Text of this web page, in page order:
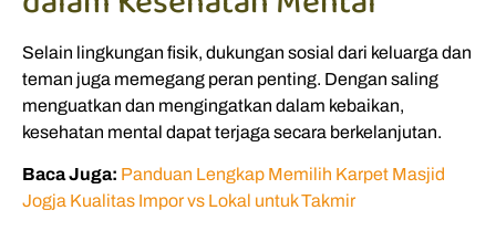
Selain lingkungan fisik, dukungan sosial dari keluarga dan
teman juga memegang peran penting. Dengan saling
menguatkan dan mengingatkan dalam kebaikan,
kesehatan mental dapat terjaga secara berkelanjutan.
Baca Juga: Panduan Lengkap Memilih Karpet Masjid
Jogja Kualitas Impor vs Lokal untuk Takmir